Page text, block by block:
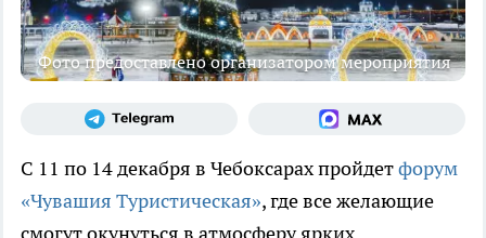
Фото предоставлено организатором мероприятия
С 11 по 14 декабря в Чебоксарах пройдетфорум
«Чувашия Туристическая», где все желающие